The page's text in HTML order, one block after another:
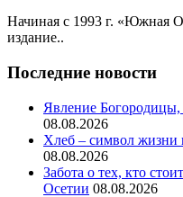
Начиная с 1993 г. «Южная
издание..
Последние новости
Явление
08.08.2026
Хлеб – символ жизни
08.08.2026
Забота о тех, кто
Осетии 08.08.2026